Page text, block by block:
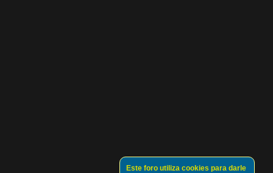
Este foro utiliza cookies para darle